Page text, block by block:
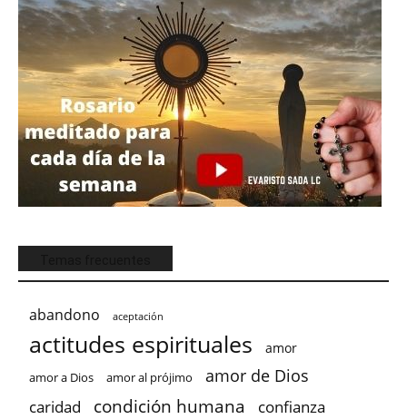
abandono aceptación
actitudes espirituales amor
amor a Dios amor al prójimo amor de Dios
caridad condición humana confianza